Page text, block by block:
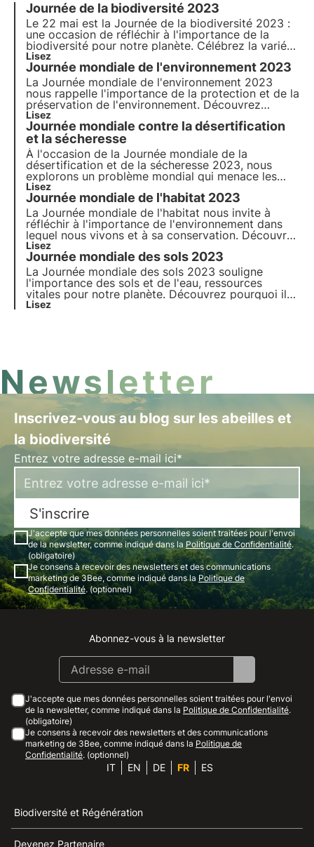
Journée de la biodiversité 2023
Le 22 mai est la Journée de la biodiversité 2023 :
une occasion de réfléchir à l'importance de la
biodiversité pour notre planète. Célébrez la variété
de la vie sur Terre ! Lisez notre article pour en
savoir plus.
Lisez
Journée mondiale de l'environnement 2023
La Journée mondiale de l'environnement 2023
nous rappelle l'importance de la protection et de la
préservation de l'environnement. Découvrez
comment
de la conservation de l'environnement et de la
protection de la biodiversité à l'occasion de cette
journée mondiale
Lisez
Journée mondiale contre la désertification
et la sécheresse
À l'occasion de la Journée mondiale de la
désertification et de la sécheresse 2023, nous
explorons un problème mondial qui menace les
terres fertiles de notre planète. Nous explorons les
causes et les impacts de ce phénomène, les
mesures prises pour le combattre et comment
3Bee s'engage concrètement
Lisez
Journée mondiale de l'habitat 2023
La Journée mondiale de l'habitat nous invite à
réfléchir à l'importance de l'environnement dans
lequel nous vivons et à sa conservation. Découvrez
comment 3Bee s'engage concrètement dans la
régénération des habitats urbains et naturels avec
les Oasis de biodiversité, à l'occasion de la
Journée mondiale de l'habitat.
Lisez
Journée mondiale des sols 2023
La Journée mondiale des sols 2023 souligne
l'importance des sols et de l'eau, ressources
vitales pour notre planète. Découvrez pourquoi il
est vital de les préserver et comment 3Bee
Lisez
Newsletter
Inscrivez-vous au blog sur les abeilles et
la biodiversité
Entrez votre adresse e-mail ici*
S'inscrire
J'accepte que mes données personnelles soient traitées pour l'envoi
de la newsletter, comme indiqué dans la Politique de Confidentialité.
(obligatoire)
Je consens à recevoir des newsletters et des communications
marketing de 3Bee, comme indiqué dans la Politique de
Confidentialité. (optionnel)
Instagram
Facebook
Linkedin
Youtube
Abonnez-vous à la newsletter
J'accepte que mes données personnelles soient traitées pour l'envoi
de la newsletter, comme indiqué dans la Politique de Confidentialité.
(obligatoire)
Je consens à recevoir des newsletters et des communications
marketing de 3Bee, comme indiqué dans la Politique de
Confidentialité. (optionnel)
IT EN DE FR ES
Biodiversité et Régénération
Devenez Partenaire